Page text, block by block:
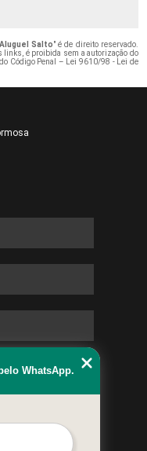
Salto" é de direito reservado.
links, é proibida sem a autorização do
Código Penal – Lei 9610/98 - Lei de
WhatsApp.